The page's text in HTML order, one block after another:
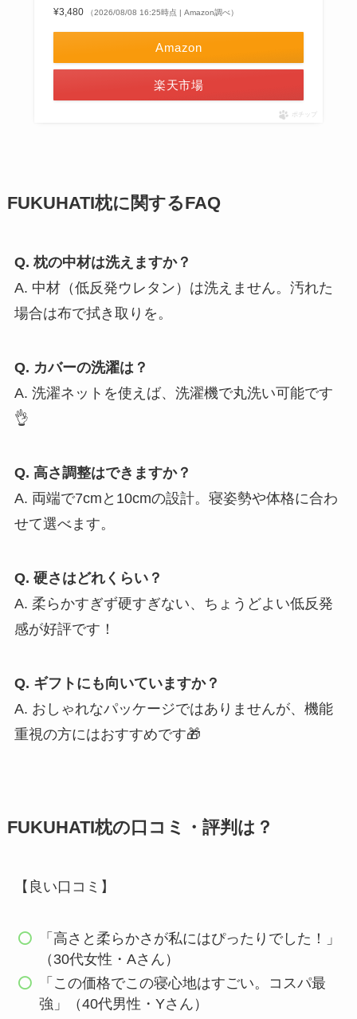
¥3,480
（2026/08/08 16:25時点 | Amazon調べ）
Amazon
楽天市場
ポチップ
FUKUHATI枕に関するFAQ
Q. 枕の中材は洗えますか？
A. 中材（低反発ウレタン）は洗えません。汚れた
場合は布で拭き取りを。
Q. カバーの洗濯は？
A. 洗濯ネットを使えば、洗濯機で丸洗い可能です
👌
Q. 高さ調整はできますか？
A. 両端で7cmと10cmの設計。寝姿勢や体格に合わ
せて選べます。
Q. 硬さはどれくらい？
A. 柔らかすぎず硬すぎない、ちょうどよい低反発
感が好評です！
Q. ギフトにも向いていますか？
A. おしゃれなパッケージではありませんが、機能
重視の方にはおすすめです🎁
FUKUHATI枕の口コミ・評判は？
【良い口コミ】
「高さと柔らかさが私にはぴったりでした！」
（30代女性・Aさん）
「この価格でこの寝心地はすごい。コスパ最
強」（40代男性・Yさん）